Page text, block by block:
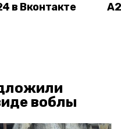
в Вконтакте
воблы